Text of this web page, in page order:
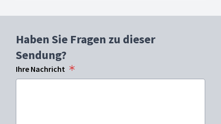
Haben Sie Fragen zu dieser
Sendung?
Ihre Nachricht